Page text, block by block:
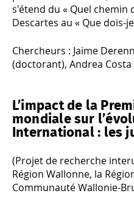
s'étend du « Quel chemin
Descartes au « Que dois-
Chercheurs : Jaime
(doctorant), Andrea
L’impact de la
mondiale sur
International : les
(Projet de recherche
Région Wallonne, la
Communauté Wallonie-